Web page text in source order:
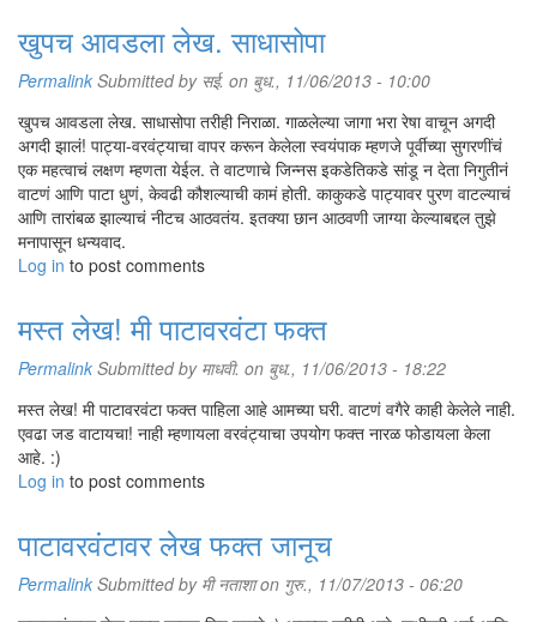
खुपच आवडला लेख. साधासोपा
Permalink Submitted by सई. on बुध., 11/06/2013 - 10:00
खुपच आवडला लेख. साधासोपा तरीही निराळा. गाळलेल्या जागा भरा रेषा वाचून अगदी
अगदी झालं! पाट्या-वरवंट्याचा वापर करून केलेला स्वयंपाक म्हणजे पूर्वीच्या सुगरणींचं
एक महत्वाचं लक्षण म्हणता येईल. ते वाटणाचे जिन्नस इकडेतिकडे सांडू न देता निगुतीनं
वाटणं आणि पाटा धुणं, केवढी कौशल्याची कामं होती. काकुकडे पाट्यावर पुरण वाटल्याचं
आणि तारांबळ झाल्याचं नीटच आठवतंय. इतक्या छान आठवणी जाग्या केल्याबद्दल तुझे
मनापासून धन्यवाद.
Log in to post comments
मस्त लेख! मी पाटावरवंटा फक्त
Permalink Submitted by माधवी. on बुध., 11/06/2013 - 18:22
मस्त लेख! मी पाटावरवंटा फक्त पाहिला आहे आमच्या घरी. वाटणं वगैरे काही केलेले नाही.
एवढा जड वाटायचा! नाही म्हणायला वरवंट्याचा उपयोग फक्त नारळ फोडायला केला
आहे. :)
Log in to post comments
पाटावरवंटावर लेख फक्त जानूच
Permalink Submitted by मी नताशाon गुरु., 11/07/2013 - 06:20